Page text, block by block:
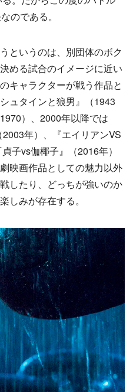
のである。
というのは、別団体のボク
める試合のイメージに近い
キャラクターが戦う作品と
ュタインと狼男』（1943
）、2000年以降では
2003年）、『エイリアンVS
子vs伽椰子』（2016年）
映画作品としての魅力以外
したり、どっちが強いのか
しみが存在する。